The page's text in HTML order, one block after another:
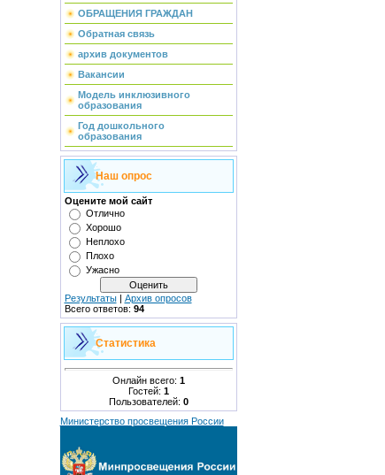
ОБРАЩЕНИЯ ГРАЖДАН
Обратная связь
архив документов
Вакансии
Модель инклюзивного
образования
Год дошкольного
образования
Наш опрос
Оцените мой сайт
Отлично
Хорошо
Неплохо
Плохо
Ужасно
Результаты| Архив опросов
Всего ответов: 94
Статистика
Онлайн всего: 1
Гостей: 1
Пользователей: 0
Министерство просвещения России